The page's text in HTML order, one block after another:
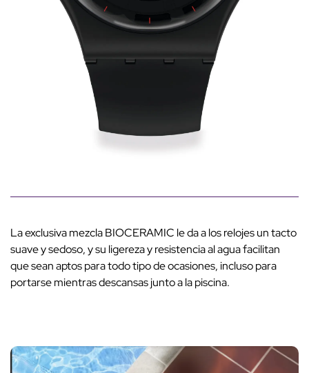
La exclusiva mezcla BIOCERAMIC le da a los relojes un tacto
suave y sedoso, y su ligereza y resistencia al agua facilitan
que sean aptos para todo tipo de ocasiones, incluso para
portarse mientras descansas junto a la piscina.